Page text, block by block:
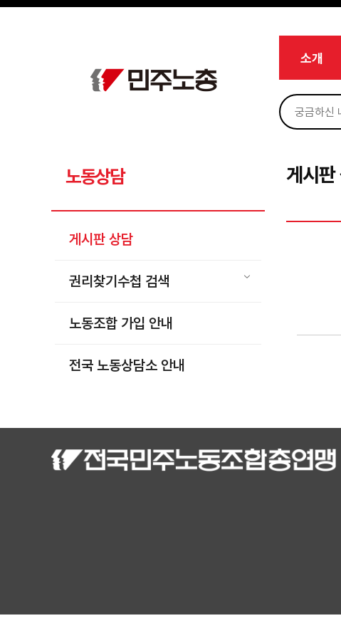
메뉴 건너뛰기
소개
노동상담
게시판 상담
권리찾기수첩 검색
노동조합 가입 안내
전국 노동상담소 안내
게시판
권리찾기수첩 검색
찾아보기
노동조합 가입 안내
Sketchbook5, 스케치북5
Sketchbook5, 스케치북5